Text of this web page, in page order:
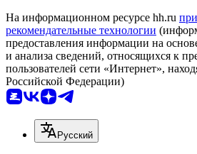
На информационном ресурсе hh.ru
рекомендательные технологии
предоставления информации на
и анализа сведений, относящихся к
пользователей сети «Интернет»,
Российской Федерации)
Русский